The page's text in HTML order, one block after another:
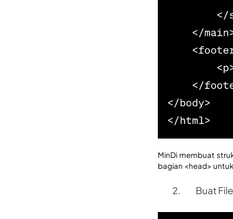
MinDi membuat
bagian <head>
Buat